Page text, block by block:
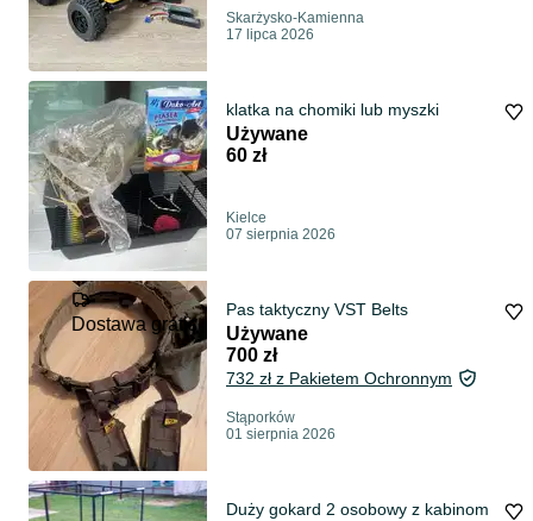
Skarżysko-Kamienna
17 lipca 2026
klatka na chomiki lub myszki
Używane
60 zł
Kielce
07 sierpnia 2026
Dostawa gratis
Pas taktyczny VST Belts
Używane
700 zł
732 zł z Pakietem Ochronnym
Stąporków
01 sierpnia 2026
Duży gokard 2 osobowy z kabinom